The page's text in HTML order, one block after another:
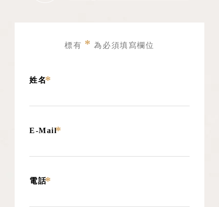
標有 * 為必須填寫欄位
姓名*
E-Mail*
電話*